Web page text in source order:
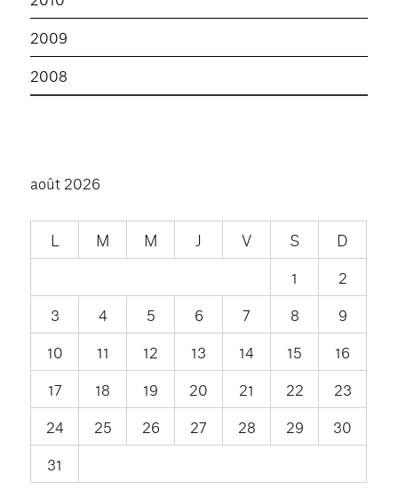
2009
2008
août 2026
L M M J V S
D
1
2
3
4 5 6 7 8
9
10
11 12 13 14 15
16
17
18 19 20 21 22
23
24
25 26 27 28 29
30
31